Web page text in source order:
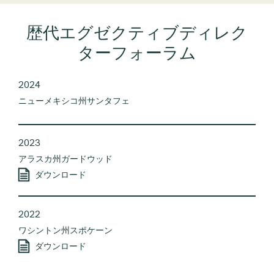
歴代エグゼクティブディレク
ターフォーラム
2024
ニューメキシコ州サンタフェ
2023
アラスカ州ガードウッド
ダウンロード
2022
ワシントン州スポケーン
ダウンロード